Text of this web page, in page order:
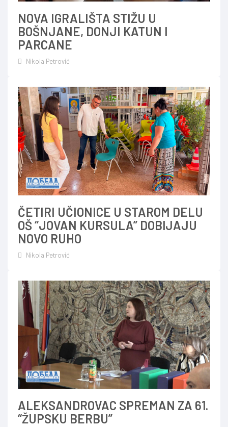
NOVA IGRALIŠTA STIŽU U
BOŠNJANE, DONJI KATUN I
PARCANE
Nikola Petrović
ČETIRI UČIONICE U STAROM DELU
OŠ “JOVAN KURSULA” DOBIJAJU
NOVO RUHO
Nikola Petrović
ALEKSANDROVAC SPREMAN ZA 61.
“ŽUPSKU BERBU”